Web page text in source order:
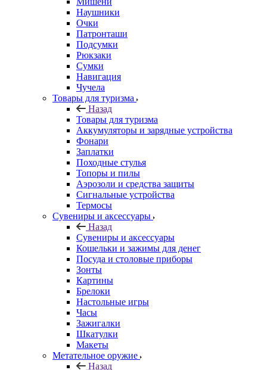
Наушники
Очки
Патронташи
Подсумки
Рюкзаки
Сумки
Навигация
Чучела
Товары для туризма
Назад
Товары для туризма
Аккумуляторы и зарядные устройства
Фонари
Заплатки
Походные стулья
Топоры и пилы
Аэрозоли и средства защиты
Сигнальные устройства
Термосы
Сувениры и аксессуары
Назад
Сувениры и аксессуары
Кошельки и зажимы для денег
Посуда и столовые приборы
Зонты
Картины
Брелоки
Настольные игры
Часы
Зажигалки
Шкатулки
Макеты
Метательное оружие
Назад